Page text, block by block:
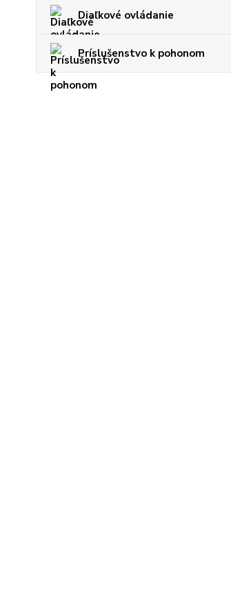
Diaľkové ovládanie
Príslušenstvo k pohonom